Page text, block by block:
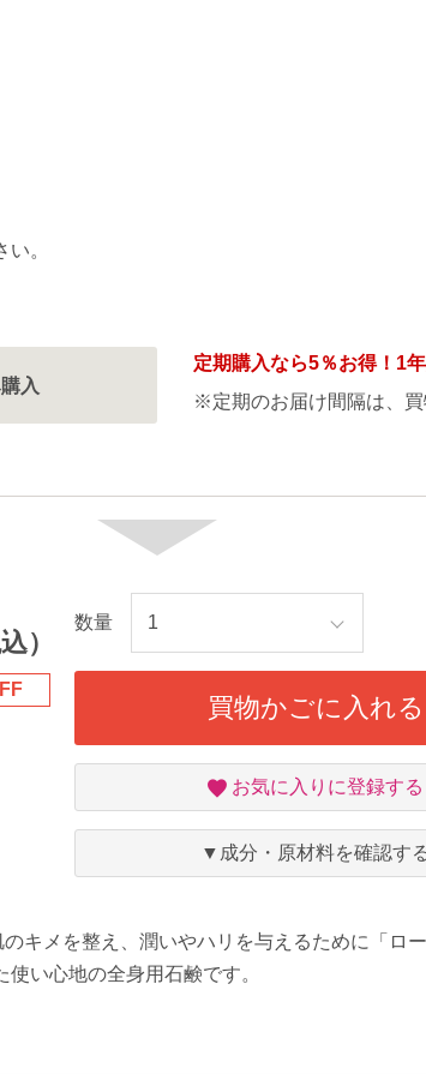
。
購入
定期購入なら5％お得！1
※定期のお届け間隔は、
）
数量
買物かごに入れる
お
入
り
お気に入りに登録する
▼成分・原材料を確認す
キメを整え、潤いやハリを与えるために「ロ
い心地の全身用石鹸です。